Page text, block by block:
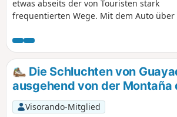
etwas abseits der von Touristen stark
frequentierten Wege. Mit dem Auto über
Timagada gibt es einen kleinen Parkplatz,
dem man parken kann. Auf dieser Route
entdecken Sie beim Aufstieg zum Roque
Nublode wunderschöne Ausblicke auf
auf der einen Seite und Fuerteventura
anderen Seite.
Die Schluchten von
ausgehend von der Montaña
Visorando-Mitglied